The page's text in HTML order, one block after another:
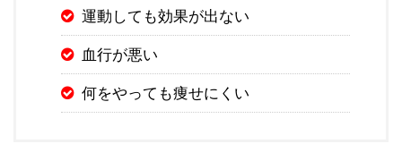
運動しても効果が出ない
血行が悪い
何をやっても痩せにくい